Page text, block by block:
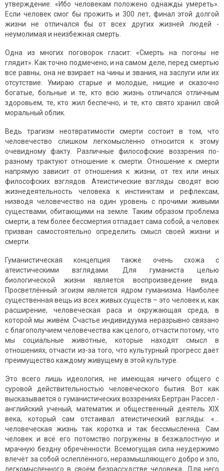
утверждение: «Ибо человекам положено однажды умереть».
Если человек смог бы прожить и 300 лет, финал этой долгой
жизни не отличался бы от всех других жизней людей -
неумолимая и неизбежная смерть.
Одна из многих поговорок гласит: «Смерть на погоны не
глядит». Как точно подмечено; и на самом деле, перед смертью
все равны, она не взирает на чины и звания, на заслуги или их
отсутствие. Умираю старые и молодые, нищие и сказочно
богатые, больные и те, кто всю жизнь отличался отличным
здоровьем, те, кто жил беспечно, и те, кто свято хранил свой
моральный облик.
Ведь трагизм неотвратимости смерти состоит в том, что
человечество слишком легкомысленно относится к этому
очевидному факту. Различные философские воззрения по-
разному трактуют отношение к смерти. Отношение к смерти
напрямую зависит от отношения к жизни, от тех или иных
философских взглядов. Атеистические взгляды сводят всю
жизнедеятельность человека к инстинктам и рефлексам,
низводя человечество на один уровень с прочими живыми
существами, обитающими на земле. Таким образом проблема
смерти, а тем более бессмертия отпадает сама собой, а человек
призван самостоятельно определить смысл своей жизни и
смерти.
Гуманистическая концепция также очень схожа с
атеистическими взглядами. Для гуманиста целью
биологической жизни является воспроизведение вида.
Просветлённый эгоизм является ядром гуманизма. Наиболее
существенная вещь из всех живых существ – это человек и, как
расширение, человеческая раса и окружающая среда, в
которой мы живём. Счастье индивидуума неразрывно связано
с благополучием человечества как целого, отчасти потому, что
мы социальные животные, которые находят смысл в
отношениях, отчасти из-за того, что культурный прогресс даёт
преимущество каждому живущему в этой культуре.
Это всего лишь идеология, не имеющая ничего общего с
суровой действительностью человеческого бытия. Вот как
высказывается о гуманистических воззрениях Бертран Рассел -
английский ученый, математик и общественный деятель XIX
века, который сам отстаивал атеистический взгляды: «…
человеческая жизнь так коротка и так бессмысленна. Сам
человек и всё его потомство погружены в безжалостную и
мрачную бездну обречённости. Всемогущая сила неудержимо
влечёт за собой ослеплённого, неразмышляющего добро и зло,
легкомысленного в своём безрассудстве человека. Для него